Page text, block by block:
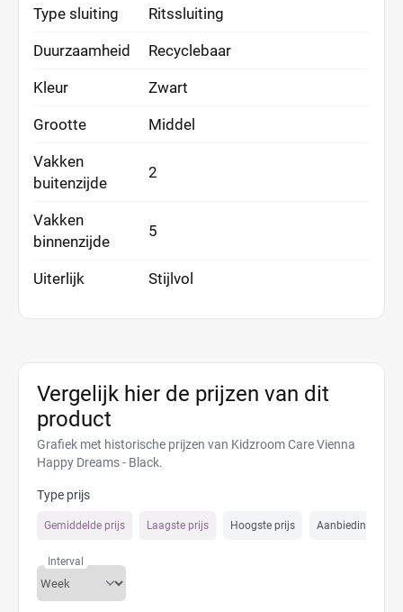
Type sluiting Ritssluiting
Duurzaamheid Recyclebaar
Kleur Zwart
Grootte Middel
Vakken
buitenzijde
2
Vakken
binnenzijde
5
Uiterlijk Stijlvol
Vergelijk hier de prijzen van dit
product
Grafiek met historische prijzen van Kidzroom Care Vienna
Happy Dreams - Black.
Type prijs
Gemiddelde prijs Laagste prijs Hoogste prijs Aanbiedings prijs
Interval